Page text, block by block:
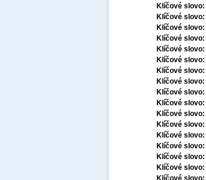
Klíčové slovo:
Klíčové slovo:
Klíčové slovo:
Klíčové slovo:
Klíčové slovo:
Klíčové slovo:
Klíčové slovo:
Klíčové slovo:
Klíčové slovo:
Klíčové slovo:
Klíčové slovo:
Klíčové slovo:
Klíčové slovo:
Klíčové slovo:
Klíčové slovo:
Klíčové slovo:
Klíčové slovo: